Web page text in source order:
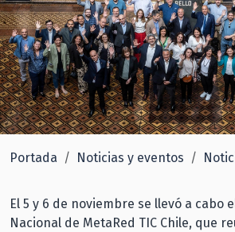
Portada Noticias y eventos
El 5 y 6 de noviembre se llevó a cabo
Nacional de MetaRed TIC Chile, que